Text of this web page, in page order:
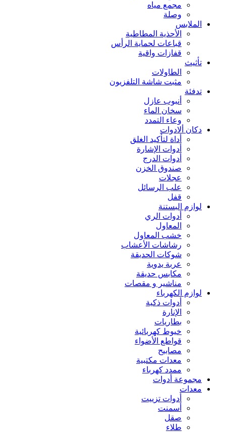
مجمع مياه
وصلة
الملابس
الأحذية المطاطية
قباعات لحماية الرأس
قفازات واقية
تأثيث
الطاولات
مثبت شاشة التلفزيون
تدفئة
أنبوب عازل
سخان الماء
وعاء التمدد
دكان ألادوات
أداة لتأكيد الغلق
أدوات الإشارة
أدوات الدرج
صندوق الخزن
عجلات
علب الرسائل
قفل
لوازم البستنة
أدوات الري
المعاول
خشب المعاول
رشاشات الأعشاب
شوكات الحديقة
عربة يدوية
مكابس حديقة
مناشير و مقصات
لوازم الكهرباء
أدوات ذكية
الإنارة
بطاريات
خيوط كهربائية
قواطع الأضواء
مصابيح
معدات مكتبية
ممدد كهرباء
مجموعة أدوات
معدات
أدوات تزييت
أسمنت
صقل
طلاء